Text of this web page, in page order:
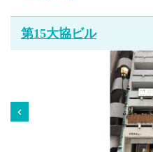
第15大協ビル